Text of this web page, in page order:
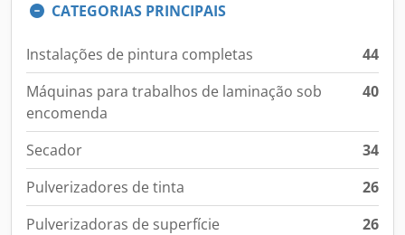
CATEGORIAS PRINCIPAIS
Instalações de pintura completas
44
Máquinas para trabalhos de laminação sob
encomenda
40
Secador
34
Pulverizadores de tinta
26
Pulverizadoras de superfície
26